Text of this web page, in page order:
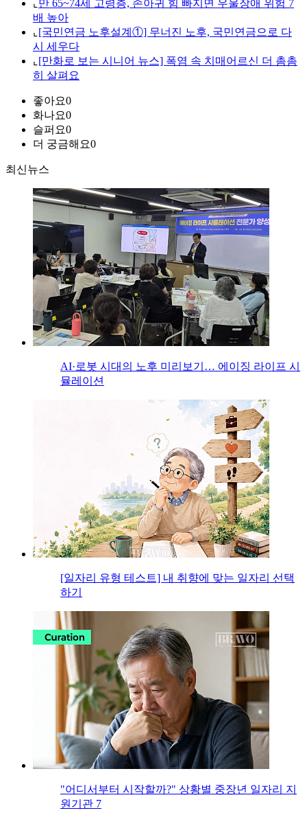
⌞ 만 65~74세 고령층, 손아귀 힘 빠지면 우울장애 위험 7
배 높아
⌞ [국민연금 노후설계①] 무너진 노후, 국민연금으로 다
시 세우다
⌞ [만화로 보는 시니어 뉴스] 폭염 속 치매어르신 더 촘촘
히 살펴요
좋아요0
화나요0
슬퍼요0
더 궁금해요0
최신뉴스
AI·로봇 시대의 노후 미리보기… 에이징 라이프 시
뮬레이션
[일자리 유형 테스트] 내 취향에 맞는 일자리 선택
하기
"어디서부터 시작할까?" 상황별 중장년 일자리 지
원기관 7